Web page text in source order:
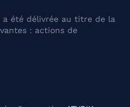
a été délivrée au titre de la
: actions de